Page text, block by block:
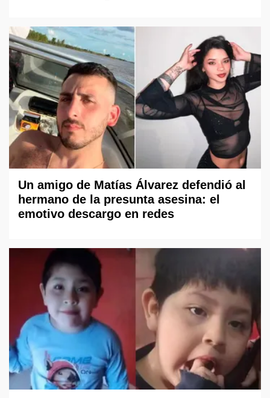
Un amigo de Matías Álvarez defendió al
hermano de la presunta asesina: el
emotivo descargo en redes